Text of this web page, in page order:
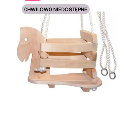
CHWILOWO NIEDOSTĘPNE